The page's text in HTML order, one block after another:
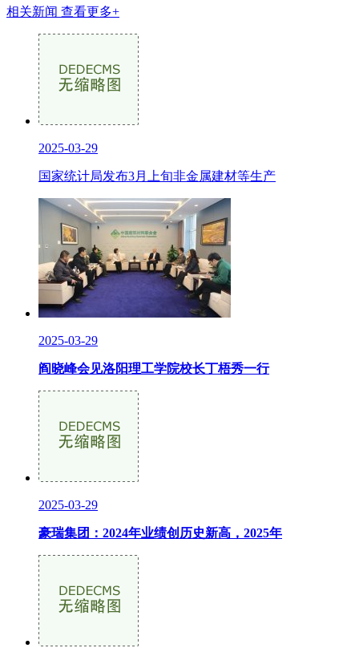
相关新闻 查看更多+
2025-03-29
国家统计局发布3月上旬非金属建材等生产
2025-03-29
阎晓峰会见洛阳理工学院校长丁梧秀一行
2025-03-29
豪瑞集团：2024年业绩创历史新高，2025年